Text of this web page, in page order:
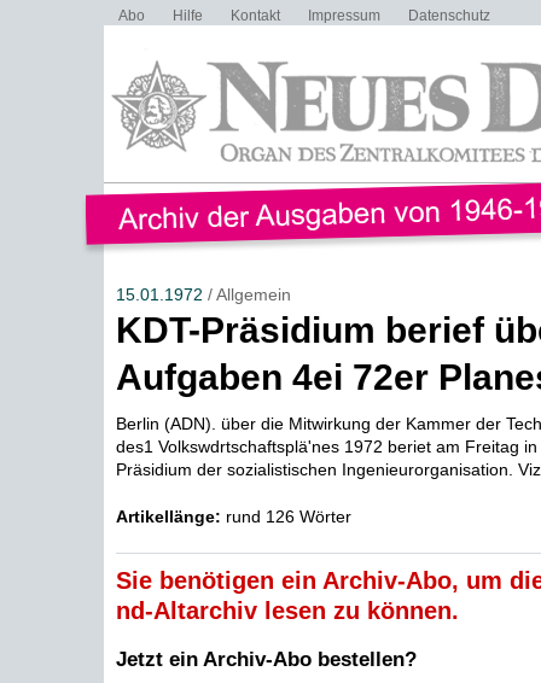
Abo Hilfe Kontakt Impressum Datenschutz
15.01.1972 / Allgemein
KDT-Präsidium berief
Aufgaben 4ei 72er
Berlin (ADN). über die Mitwirkung der Kammer der
des1 Volkswdrtschaftsplä'nes 1972 beriet am Freitag
Präsidium der sozialistischen Ingenieurorganisation.
Artikellänge: rund 126 Wörter
Sie benötigen ein Archiv-Abo, um
nd-Altarchiv lesen zu können.
Jetzt ein Archiv-Abo bestellen?